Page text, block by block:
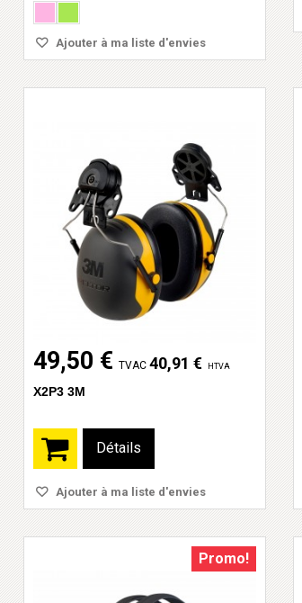
Ajouter à ma liste d'envies
49,50 € TVAC 40,91 € HTVA
X2P3 3M
Détails
Ajouter à ma liste d'envies
Promo!